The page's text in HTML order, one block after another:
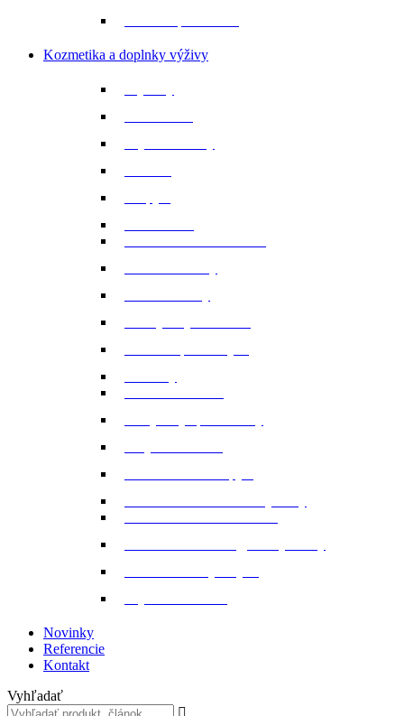
Kozmetika a doplnky výživy
Novinky
Referencie
Kontakt
Vyhľadať